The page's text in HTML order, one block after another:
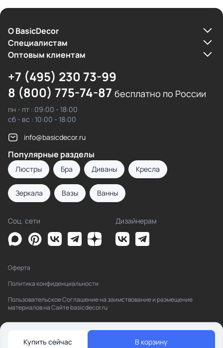
Купить сейчас В корзину
О BasicDecor
Cпециалистам
Оптовым клиентам
+7 (495) 230 73-99
8 (800) 775-74-87 бесплатно по России
пн - пт : 09:00 - 18:00
сб - вс : 10:00 - 18:00
info@basicdecor.ru
Популярные разделы
Люстры Бра Диваны Кресла
Зеркала Вазы Ванны
Соц. сети Дизайнерам
Оферта
Политика конфиденциальности
Пользовательское Соглашение на заимствование и размещение
материалов на Сайте basicdecor.ru